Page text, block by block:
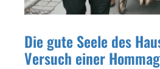
Die gute Seele des
Versuch einer